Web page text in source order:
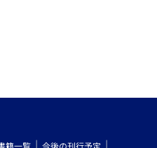
籍一覧 今後の刊行予定